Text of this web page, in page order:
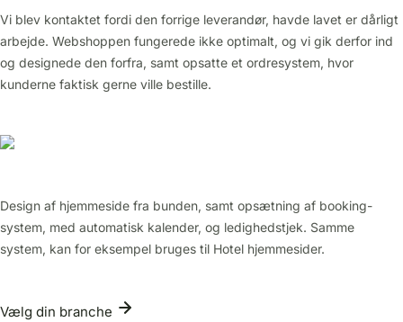
Vi blev kontaktet fordi den forrige leverandør, havde lavet er dårligt
arbejde. Webshoppen fungerede ikke optimalt, og vi gik derfor ind
og designede den forfra, samt opsatte et ordresystem, hvor
kunderne faktisk gerne ville bestille.
Design af hjemmeside fra bunden, samt opsætning af booking-
system, med automatisk kalender, og ledighedstjek. Samme
system, kan for eksempel bruges til Hotel hjemmesider.
Vælg din branche